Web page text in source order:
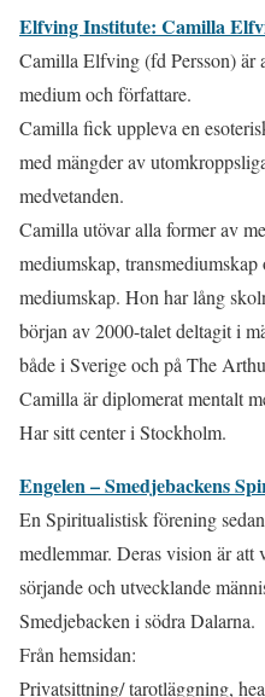
Elfving Institute: Camilla
Camilla Elfving (fd Persson) är
medium och författare.
Camilla fick uppleva en
med mängder av
medvetanden.
Camilla utövar alla former av
mediumskap,
mediumskap. Hon har lång
början av 2000-talet deltagit i
både i Sverige och på The
Camilla är diplomerat mentalt
Har sitt center i Stockholm.
Engelen – Smedjebackens
En Spiritualistisk förening
medlemmar. Deras vision är att
sörjande och utvecklande
Smedjebacken i södra Dalarna.
Från hemsidan:
Privatsittning/ tarotläggning,